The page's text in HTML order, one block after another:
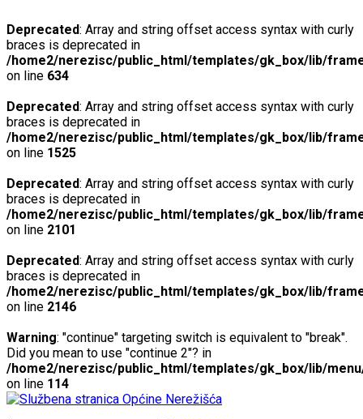
Deprecated: Array and string offset access syntax with curly
braces is deprecated in
/home2/nerezisc/public_html/templates/gk_box/lib/
on line 634
Deprecated: Array and string offset access syntax with curly
braces is deprecated in
/home2/nerezisc/public_html/templates/gk_box/lib/
on line 1525
Deprecated: Array and string offset access syntax with curly
braces is deprecated in
/home2/nerezisc/public_html/templates/gk_box/lib/
on line 2101
Deprecated: Array and string offset access syntax with curly
braces is deprecated in
/home2/nerezisc/public_html/templates/gk_box/lib/
on line 2146
Warning: "continue" targeting switch is equivalent to "break".
Did you mean to use "continue 2"? in
/home2/nerezisc/public_html/templates/gk_box/lib/
on line 114